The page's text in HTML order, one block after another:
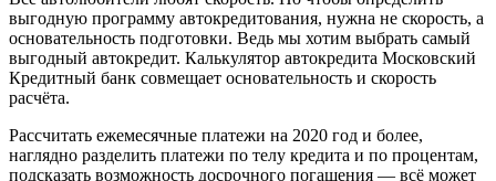
выгодную программу автокредитования, нужна не скорость, а
основательность подготовки. Ведь мы хотим выбрать самый
выгодный автокредит. Калькулятор автокредита Московский
Кредитный банк совмещает основательность и скорость
расчёта.
Рассчитать ежемесячные платежи на 2020 год и более,
наглядно разделить платежи по телу кредита и по процентам,
подсказать возможность досрочного погашения — всё может